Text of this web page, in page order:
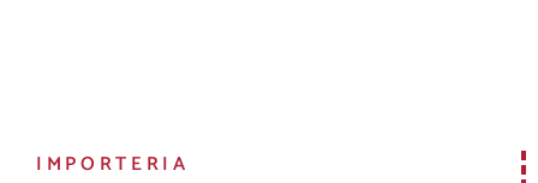
IMPORTERIA